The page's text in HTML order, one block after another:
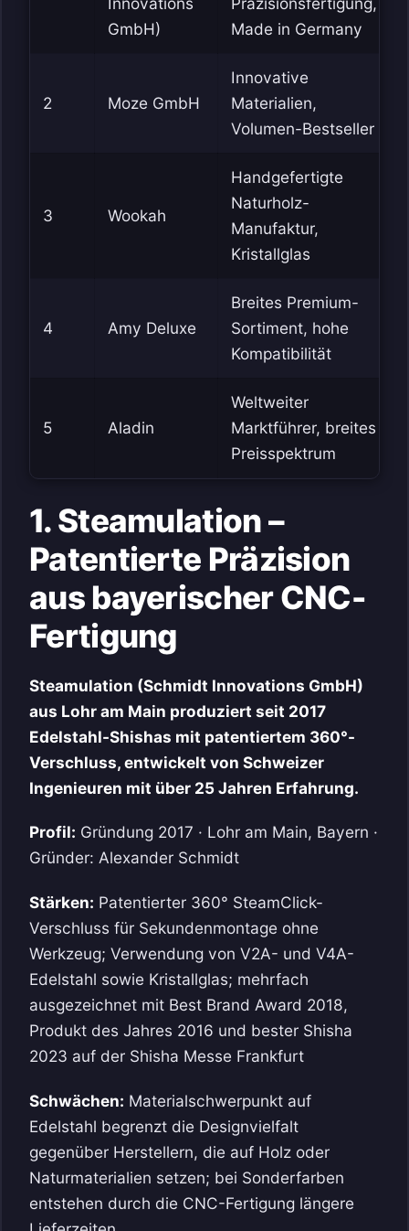
GmbH)
Made in Germany
2 Moze GmbH
Innovative
Materialien,
Volumen-Bestseller
3 Wookah
Handgefertigte
Naturholz-
Manufaktur,
Kristallglas
4 Amy Deluxe
Breites Premium-
Sortiment, hohe
Kompatibilität
5 Aladin
Weltweiter
Marktführer, breites
Preisspektrum
1. Steamulation –
Patentierte Präzision
aus bayerischer CNC-
Fertigung
Steamulation (Schmidt Innovations GmbH)
aus Lohr am Main produziert seit 2017
Edelstahl-Shishas mit patentiertem 360°-
Verschluss, entwickelt von Schweizer
Ingenieuren mit über 25 Jahren Erfahrung.
Profil: Gründung 2017 · Lohr am Main, Bayern ·
Gründer: Alexander Schmidt
Stärken: Patentierter 360° SteamClick-
Verschluss für Sekundenmontage ohne
Werkzeug; Verwendung von V2A- und V4A-
Edelstahl sowie Kristallglas; mehrfach
ausgezeichnet mit Best Brand Award 2018,
Produkt des Jahres 2016 und bester Shisha
2023 auf der Shisha Messe Frankfurt
Schwächen: Materialschwerpunkt auf
Edelstahl begrenzt die Designvielfalt
gegenüber Herstellern, die auf Holz oder
Naturmaterialien setzen; bei Sonderfarben
entstehen durch die CNC-Fertigung längere